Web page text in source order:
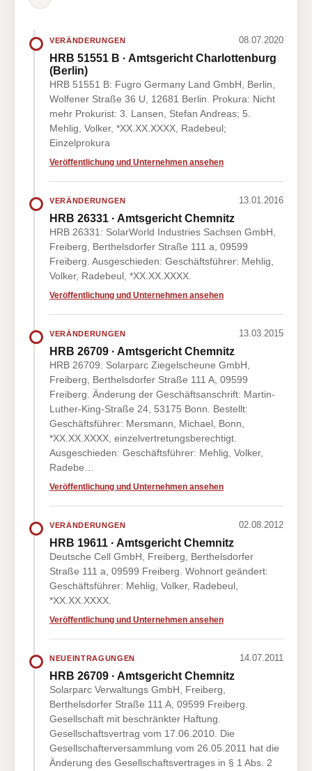
VERÄNDERUNGEN 08.07.2020
HRB 51551 B · Amtsgericht Charlottenburg
(Berlin)
HRB 51551 B: Fugro Germany Land GmbH, Berlin,
Wolfener Straße 36 U, 12681 Berlin. Prokura: Nicht
mehr Prokurist: 3. Lansen, Stefan Andreas; 5.
Mehlig, Volker, *XX.XX.XXXX, Radebeul;
Einzelprokura
Veröffentlichung und Unternehmen ansehen
VERÄNDERUNGEN 13.01.2016
HRB 26331 · Amtsgericht Chemnitz
HRB 26331: SolarWorld Industries Sachsen GmbH,
Freiberg, Berthelsdorfer Straße 111 a, 09599
Freiberg. Ausgeschieden: Geschäftsführer: Mehlig,
Volker, Radebeul, *XX.XX.XXXX.
Veröffentlichung und Unternehmen ansehen
VERÄNDERUNGEN 13.03.2015
HRB 26709 · Amtsgericht Chemnitz
HRB 26709: Solarparc Ziegelscheune GmbH,
Freiberg, Berthelsdorfer Straße 111 A, 09599
Freiberg. Änderung der Geschäftsanschrift: Martin-
Luther-King-Straße 24, 53175 Bonn. Bestellt:
Geschäftsführer: Mersmann, Michael, Bonn,
*XX.XX.XXXX, einzelvertretungsberechtigt.
Ausgeschieden: Geschäftsführer: Mehlig, Volker,
Radebe…
Veröffentlichung und Unternehmen ansehen
VERÄNDERUNGEN 02.08.2012
HRB 19611 · Amtsgericht Chemnitz
Deutsche Cell GmbH, Freiberg, Berthelsdorfer
Straße 111 a, 09599 Freiberg. Wohnort geändert:
Geschäftsführer: Mehlig, Volker, Radebeul,
*XX.XX.XXXX.
Veröffentlichung und Unternehmen ansehen
NEUEINTRAGUNGEN 14.07.2011
HRB 26709 · Amtsgericht Chemnitz
Solarparc Verwaltungs GmbH, Freiberg,
Berthelsdorfer Straße 111 A, 09599 Freiberg.
Gesellschaft mit beschränkter Haftung.
Gesellschaftsvertrag vom 17.06.2010. Die
Gesellschafterversammlung vom 26.05.2011 hat die
Änderung des Gesellschaftsvertrages in § 1 Abs. 2